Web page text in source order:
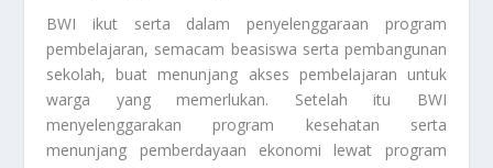
BWI ikut serta dalam penyelenggaraan program
pembelajaran, semacam beasiswa serta pembangunan
sekolah, buat menunjang akses pembelajaran untuk
warga yang memerlukan. Setelah itu BWI
menyelenggarakan program kesehatan serta
menunjang pemberdayaan ekonomi lewat program